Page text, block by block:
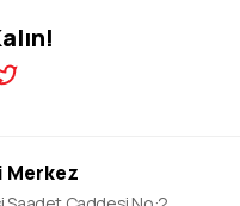
Merkez